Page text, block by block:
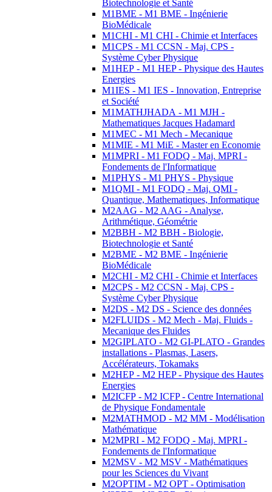
Biotechnologie et Santé
M1BME - M1 BME - Ingénierie
BioMédicale
M1CHI - M1 CHI - Chimie et Interfaces
M1CPS - M1 CCSN - Maj. CPS -
Système Cyber Physique
M1HEP - M1 HEP - Physique des Hautes
Energies
M1IES - M1 IES - Innovation, Entreprise
et Société
M1MATHJHADA - M1 MJH -
Mathematiques Jacques Hadamard
M1MEC - M1 Mech - Mecanique
M1MIE - M1 MiE - Master en Economie
M1MPRI - M1 FODQ - Maj. MPRI -
Fondements de l'Informatique
M1PHYS - M1 PHYS - Physique
M1QMI - M1 FODQ - Maj. QMI -
Quantique, Mathematiques, Informatique
M2AAG - M2 AAG - Analyse,
Arithmétique, Géométrie
M2BBH - M2 BBH - Biologie,
Biotechnologie et Santé
M2BME - M2 BME - Ingénierie
BioMédicale
M2CHI - M2 CHI - Chimie et Interfaces
M2CPS - M2 CCSN - Maj. CPS -
Système Cyber Physique
M2DS - M2 DS - Science des données
M2FLUIDS - M2 Mech - Maj. Fluids -
Mecanique des Fluides
M2GIPLATO - M2 GI-PLATO - Grandes
installations - Plasmas, Lasers,
Accélérateurs, Tokamaks
M2HEP - M2 HEP - Physique des Hautes
Energies
M2ICFP - M2 ICFP - Centre International
de Physique Fondamentale
M2MATHMOD - M2 MM - Modélisation
Mathématique
M2MPRI - M2 FODQ - Maj. MPRI -
Fondements de l'Informatique
M2MSV - M2 MSV - Mathématiques
pour les Sciences du Vivant
M2OPTIM - M2 OPT - Optimisation